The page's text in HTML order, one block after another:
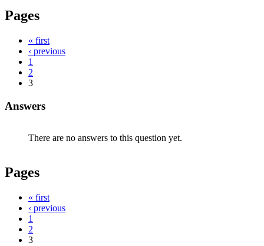
Pages
« first
‹ previous
1
2
3
Answers
There are no answers to this question yet.
Pages
« first
‹ previous
1
2
3